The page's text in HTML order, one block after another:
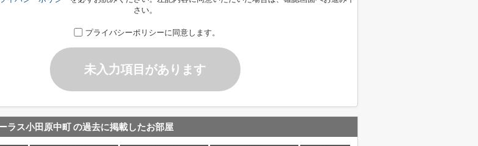
さい。
プライバシーポリシーに同意します。
未入力項目があります
ラス小田原中町の過去に掲載したお部屋